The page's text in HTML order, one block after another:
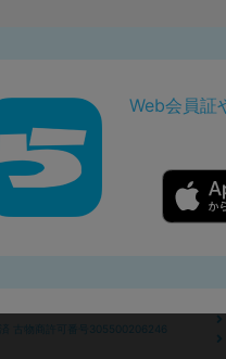
Web会員証
古物商許可番号305500206246